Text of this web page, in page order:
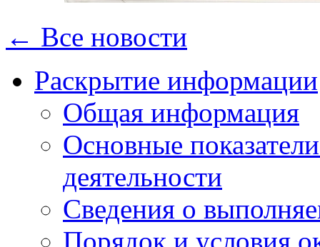
← Все новости
Раскрытие информации
Общая информация
Основные
деятельности
Сведения о
Порядок и условия